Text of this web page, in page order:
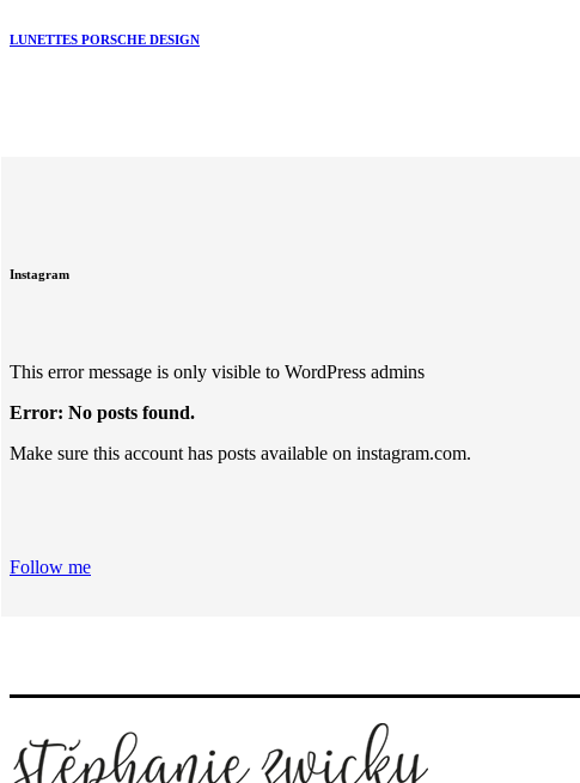
LUNETTES PORSCHE DESIGN
Instagram
This error message is only visible to WordPress admins
Error: No posts found.
Make sure this account has posts available on instagram.com.
Follow me